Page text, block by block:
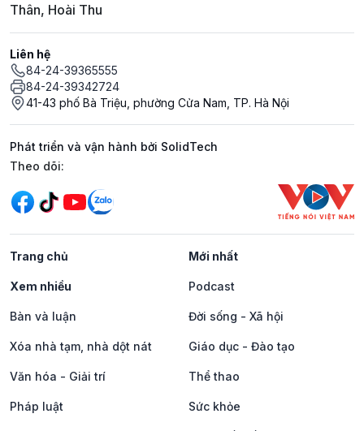
Thân, Hoài Thu
Liên hệ
84-24-39365555
84-24-39342724
41-43 phố Bà Triệu, phường Cửa Nam, TP. Hà Nội
Phát triển và vận hành bởi SolidTech
Mạng xã hội
Theo dõi:
Trang chủ Mới nhất
Xem nhiều Podcast
Bàn và luận Đời sống - Xã hội
Xóa nhà tạm, nhà dột nát Giáo dục - Đào tạo
Văn hóa - Giải trí Thể thao
Pháp luật Sức khỏe